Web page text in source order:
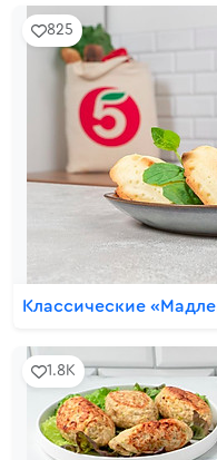
825
Классические
1.8K